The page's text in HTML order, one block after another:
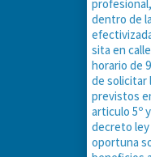
dentro de
sita en
horario de
de solicitar
previstos
articulo 5º
decreto ley
oportuna